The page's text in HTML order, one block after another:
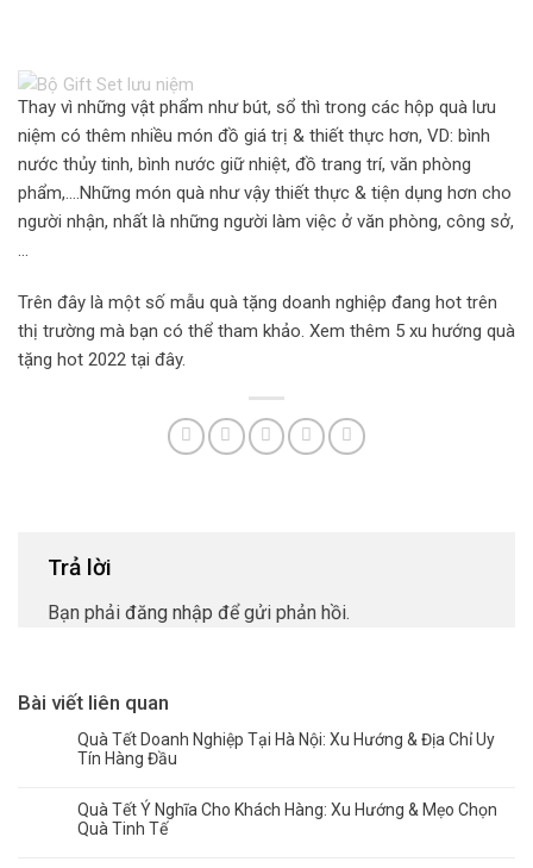
Thay vì những vật phẩm như bút, sổ thì trong các hộp quà lưu
niệm có thêm nhiều món đồ giá trị & thiết thực hơn, VD: bình
nước thủy tinh, bình nước giữ nhiệt, đồ trang trí, văn phòng
phẩm,….Những món quà như vậy thiết thực & tiện dụng hơn cho
người nhận, nhất là những người làm việc ở văn phòng, công sở,
…
Trên đây là một số mẫu quà tặng doanh nghiệp đang hot trên
thị trường mà bạn có thể tham khảo. Xem thêm 5 xu hướng quà
tặng hot 2022 tại đây.
Trả lời
Bạn phải đăng nhập để gửi phản hồi.
Bài viết liên quan
Quà Tết Doanh Nghiệp Tại Hà Nội: Xu Hướng & Địa Chỉ Uy
Tín Hàng Đầu
Quà Tết Ý Nghĩa Cho Khách Hàng: Xu Hướng & Mẹo Chọn
Quà Tinh Tế